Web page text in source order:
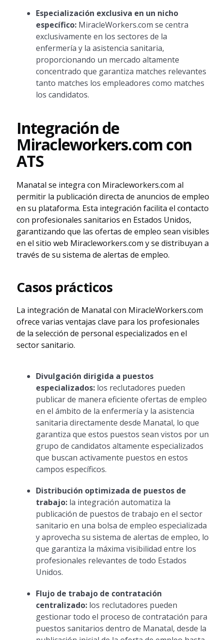
Especialización exclusiva en un nicho
específico:MiracleWorkers.com se centra
exclusivamente en los sectores de la
enfermería y la asistencia sanitaria,
proporcionando un mercado altamente
concentrado que garantiza matches relevantes
tanto matches los empleadores como matches
los candidatos.
Integración de
Miracleworkers.com con
ATS
Manatal se integra con Miracleworkers.com al
permitir la publicación directa de anuncios de empleo
en su plataforma. Esta integración facilita el contacto
con profesionales sanitarios en Estados Unidos,
garantizando que las ofertas de empleo sean visibles
en el sitio web Miracleworkers.com y se distribuyan a
través de su sistema de alertas de empleo.
Casos prácticos
La integración de Manatal con MiracleWorkers.com
ofrece varias ventajas clave para los profesionales
de la selección de personal especializados en el
sector sanitario.
Divulgación dirigida a puestos
especializados:los reclutadores pueden
publicar de manera eficiente ofertas de empleo
en el ámbito de la enfermería y la asistencia
sanitaria directamente desde Manatal, lo que
garantiza que estos puestos sean vistos por un
grupo de candidatos altamente especializados
que buscan activamente puestos en estos
campos específicos.
Distribución optimizada de puestos de
trabajo:la integración automatiza la
publicación de puestos de trabajo en el sector
sanitario en una bolsa de empleo especializada
y aprovecha su sistema de alertas de empleo, lo
que garantiza la máxima visibilidad entre los
profesionales relevantes de todo Estados
Unidos.
Flujo de trabajo de contratación
centralizado:los reclutadores pueden
gestionar todo el proceso de contratación para
puestos sanitarios dentro de Manatal, desde la